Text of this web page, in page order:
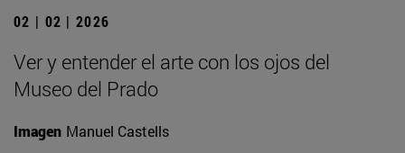
02 | 02 | 2026
Ver y entender el arte con los ojos del
Museo del Prado
Imagen Manuel Castells